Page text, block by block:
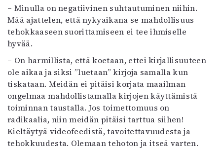
– Minulla on negatiivinen suhtautuminen niihin.
Mää ajattelen, että nykyaikana se mahdollisuus
tehokkaaseen suorittamiseen ei tee ihmiselle
hyvää.
– On harmillista, että koetaan, ettei kirjallisuuteen
ole aikaa ja siksi ”luetaan” kirjoja samalla kun
tiskataan. Meidän ei pitäisi korjata maailman
ongelmaa mahdollistamalla kirjojen käyttämistä
toiminnan taustalla. Jos toimettomuus on
radikaalia, niin meidän pitäisi tarttua siihen!
Kieltäytyä videofeedistä, tavoitettavuudesta ja
tehokkuudesta. Olemaan tehoton ja itseä varten.